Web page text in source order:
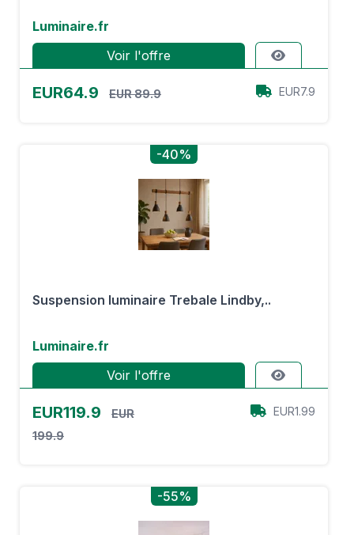
Luminaire.fr
Voir l'offre
EUR64.9 EUR 89.9 EUR7.9
-40%
Suspension luminaire Trebale Lindby,..
Luminaire.fr
Voir l'offre
EUR119.9
EUR
199.9
EUR1.99
-55%